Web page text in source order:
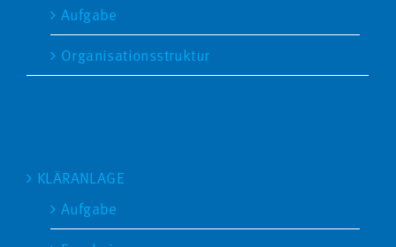
Aufgabe
Organisationsstruktur
KLÄRANLAGE
Aufgabe